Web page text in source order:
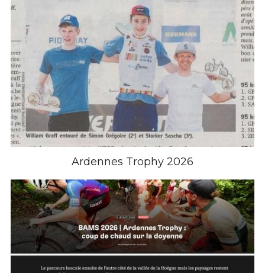
Ardennes Trophy 2026